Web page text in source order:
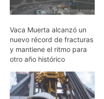
Vaca Muerta alcanzó un
nuevo récord de fracturas
y mantiene el ritmo para
otro año histórico